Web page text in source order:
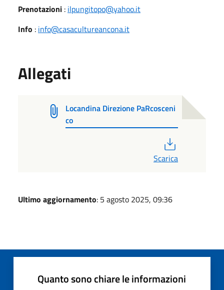
Prenotazioni : ilpungitopo@yahoo.it
Info : info@casacultureancona.it
Allegati
Locandina Direzione PaRcosceni
co
Scarica
Ultimo aggiornamento: 5 agosto 2025, 09:36
Quanto sono chiare le informazioni